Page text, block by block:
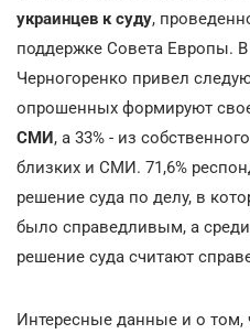
украинцев к суду,
поддержке Совета Европы.
Черногоренко привел
опрошенных формируют
СМИ, а 33% - из
близких и СМИ. 71,6%
решение суда по делу, в
было справедливым, а среди
решение суда считают
Интересные данные и о